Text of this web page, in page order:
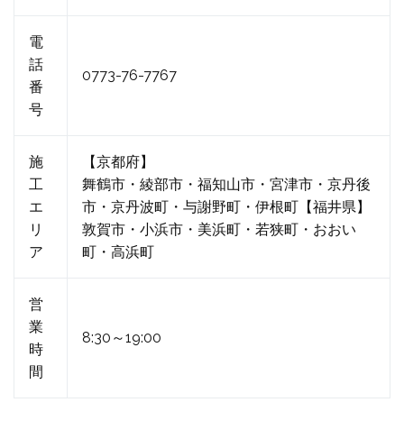
電
話
番
号
0773-76-7767
施
工
エ
リ
ア
【京都府】
舞鶴市・綾部市・福知山市・宮津市・京丹後
市・京丹波町・与謝野町・伊根町【福井県】
敦賀市・小浜市・美浜町・若狭町・おおい
町・高浜町
営
業
時
間
8:30～19:00